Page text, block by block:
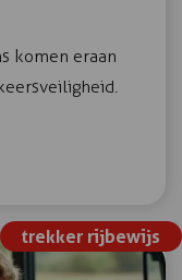
komen eraan
trekker rijbewijs